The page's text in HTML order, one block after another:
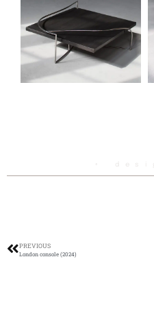
◦
PREVIOUS
London console (2024)